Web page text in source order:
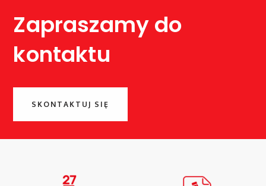
Zapraszamy do
kontaktu
SKONTAKTUJ SIĘ